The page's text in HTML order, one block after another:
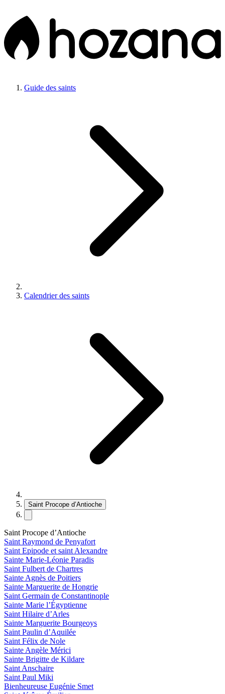
Guide des saints
Calendrier des saints
Saint Procope d’Antioche
Saint Procope d’Antioche
Saint Raymond de Penyafort
Saint Epipode et saint Alexandre
Sainte Marie-Léonie Paradis
Saint Fulbert de Chartres
Sainte Agnès de Poitiers
Sainte Marguerite de Hongrie
Saint Germain de Constantinople
Sainte Marie l’Égyptienne
Saint Hilaire d’Arles
Sainte Marguerite Bourgeoys
Saint Paulin d’Aquilée
Saint Félix de Nole
Sainte Angèle Mérici
Sainte Brigitte de Kildare
Saint Anschaire
Saint Paul Miki
Bienheureuse Eugénie Smet